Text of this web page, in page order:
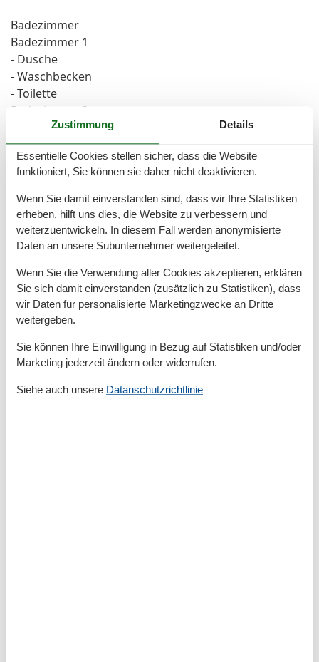
Badezimmer
Badezimmer 1
- Dusche
- Waschbecken
- Toilette
Badezimmer 3
- Toilette
Sanitäre Einrichtungsgegenstände in der
Ferienunterkunft
- Dusche
Kochen/Wohnen
- Kaffeemaschine: Kaffeemaschine
- Kühl-/Gefrierschrank: Gefrierfach, Kühlschrank
- Backofen
- Toaster
- Mikrowelle
- Spülmaschine
- Anzahl Esstische: 1
- Gesamtzahl Sitzplätze: keine
Zustimmung Details
Essentielle Cookies stellen sicher, dass die Website
funktioniert, Sie können sie daher nicht deaktivieren.
Wenn Sie damit einverstanden sind, dass wir Ihre Statistiken
erheben, hilft uns dies, die Website zu verbessern und
weiterzuentwickeln. In diesem Fall werden anonymisierte
Daten an unsere Subunternehmer weitergeleitet.
Wenn Sie die Verwendung aller Cookies akzeptieren, erklären
Sie sich damit einverstanden (zusätzlich zu Statistiken), dass
wir Daten für personalisierte Marketingzwecke an Dritte
weitergeben.
Sie können Ihre Einwilligung in Bezug auf Statistiken und/oder
Marketing jederzeit ändern oder widerrufen.
Siehe auch unsere Datanschutzrichtlinie